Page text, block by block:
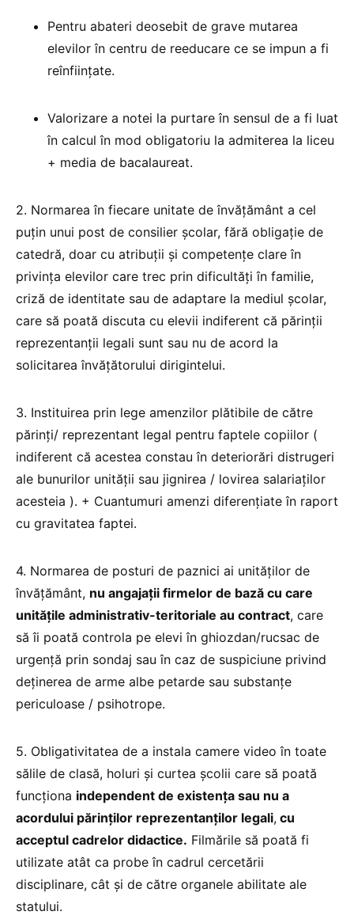
Pentru abateri deosebit de grave mutarea
elevilor în centru de reeducare ce se impun a fi
reînființate.
Valorizare a notei la purtare în sensul de a fi luat
în calcul în mod obligatoriu la admiterea la liceu
+ media de bacalaureat.
2. Normarea în fiecare unitate de învățământ a cel
puțin unui post de consilier școlar, fără obligație de
catedră, doar cu atribuții și competențe clare în
privința elevilor care trec prin dificultăți în familie,
criză de identitate sau de adaptare la mediul școlar,
care să poată discuta cu elevii indiferent că părinții
reprezentanții legali sunt sau nu de acord la
solicitarea învățătorului dirigintelui.
3. Instituirea prin lege amenzilor plătibile de către
părinți/ reprezentant legal pentru faptele copiilor (
indiferent că acestea constau în deteriorări distrugeri
ale bunurilor unității sau jignirea / lovirea salariaților
acesteia ). + Cuantumuri amenzi diferențiate în raport
cu gravitatea faptei.
4. Normarea de posturi de paznici ai unităților de
învățământ, nu angajații firmelor de bază cu care
unitățile administrativ-teritoriale au contract, care
să îi poată controla pe elevi în ghiozdan/rucsac de
urgență prin sondaj sau în caz de suspiciune privind
deținerea de arme albe petarde sau substanțe
periculoase / psihotrope.
5. Obligativitatea de a instala camere video în toate
sălile de clasă, holuri și curtea școlii care să poată
funcționa independent de existența sau nu a
acordului părinților reprezentanților legali, cu
acceptul cadrelor didactice. Filmările să poată fi
utilizate atât ca probe în cadrul cercetării
disciplinare, cât și de către organele abilitate ale
statului.